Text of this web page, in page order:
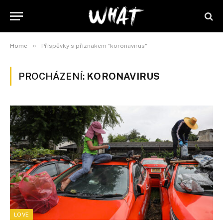
Home » Příspěvky s příznakem "koronavirus"
PROCHÁZENÍ: KORONAVIRUS
LOVE